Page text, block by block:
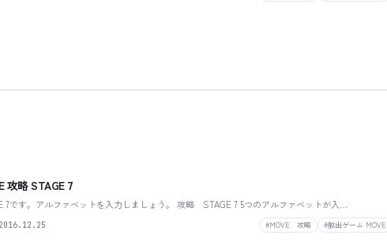
攻略 STAGE 7
7です。アルファベットを入力しましょう。 攻略 STAGE 7 5つのアルファベットが入…
2016.12.25 #MOVE 攻略 #脱出ゲーム MOVE